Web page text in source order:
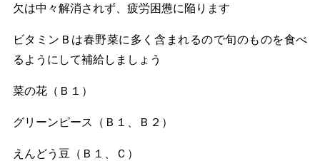
欠は中々解消されず、疲労困憊に陥ります
ビタミンＢは春野菜に多く含まれるので旬のものを食べ
るようにして補給しましょう
菜の花（Ｂ１）
グリーンピース（Ｂ１、Ｂ２）
えんどう豆（Ｂ１、Ｃ）